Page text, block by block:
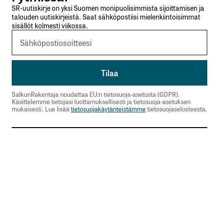
Kommentti*
Nimesi tai nimimerkkisi*
Sähköpostiosoitteesi*
SR-uutiskirje on yksi Suomen monipuolisimmista sijoittamisen ja
talouden uutiskirjeistä. Saat sähköpostiisi mielenkiintoisimmat
sisällöt kolmesti viikossa.
SalkunRakentaja noudattaa EU:n tietosuoja-asetusta (GDPR).
Käsittelemme tietojasi luottamuksellisesti ja tietosuoja-asetuksen
mukaisesti. Lue lisää tietosuojakäytänteistämmetietosuojaselosteesta.